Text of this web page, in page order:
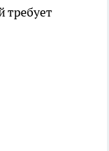
требует